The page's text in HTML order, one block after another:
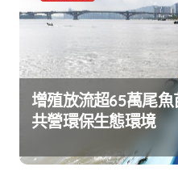
增殖放流超65萬尾
共營環保生態環境